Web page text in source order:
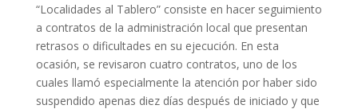
“Localidades al Tablero” consiste en hacer seguimiento
a contratos de la administración local que presentan
retrasos o dificultades en su ejecución. En esta
ocasión, se revisaron cuatro contratos, uno de los
cuales llamó especialmente la atención por haber sido
suspendido apenas diez días después de iniciado y que